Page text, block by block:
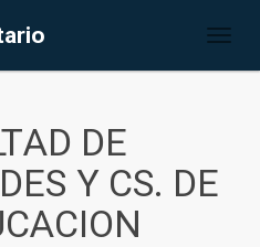
DE
Y CS. DE